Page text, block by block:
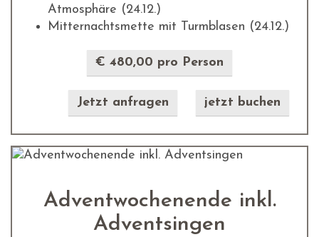
Atmosphäre (24.12.)
Mitternachtsmette mit Turmblasen (24.12.)
€ 480,00 pro Person
Jetzt anfragen jetzt buchen
Adventwochenende inkl.
Adventsingen